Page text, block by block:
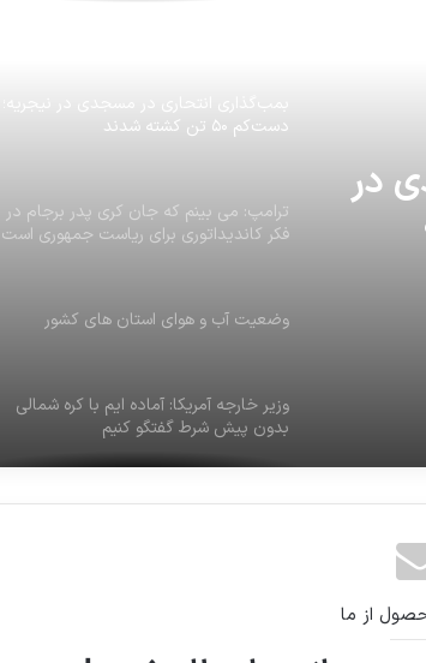
فکر کاندیداتوری برای ریاست جمهوری است
وضعیت آب و هوای استان های کشور
بدون پیش شرط گفتگو کنیم
باشگاه پرسپولیس برای واگذاری قیمت‌گذاری
شد
از ما